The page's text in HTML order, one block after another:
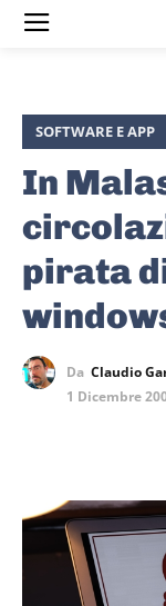
SOFTWARE E APP
In
pirata
Da Claudio
1 Dicembre